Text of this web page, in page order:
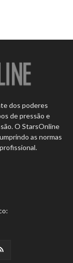
dos poderes
de pressão e
O StarsOnline
as normas